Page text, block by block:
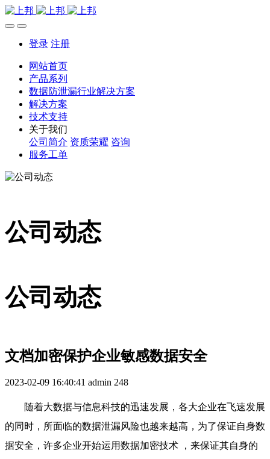
登录 注册
网站首页
产品系列
数据防泄漏行业解决方案
解决方案
技术支持
关于我们
公司简介 资质荣耀 咨询
服务工单
公司动态
公司动态
文档加密保护企业敏感数据安全
2023-02-09 16:40:41 admin 248
随着大数据与信息科技的迅速发展，各大企业在飞速发展
的同时，所面临的数据泄漏风险也越来越高，为了保证自身数
据安全，许多企业开始运用数据加密技术 ，来保证其自身的